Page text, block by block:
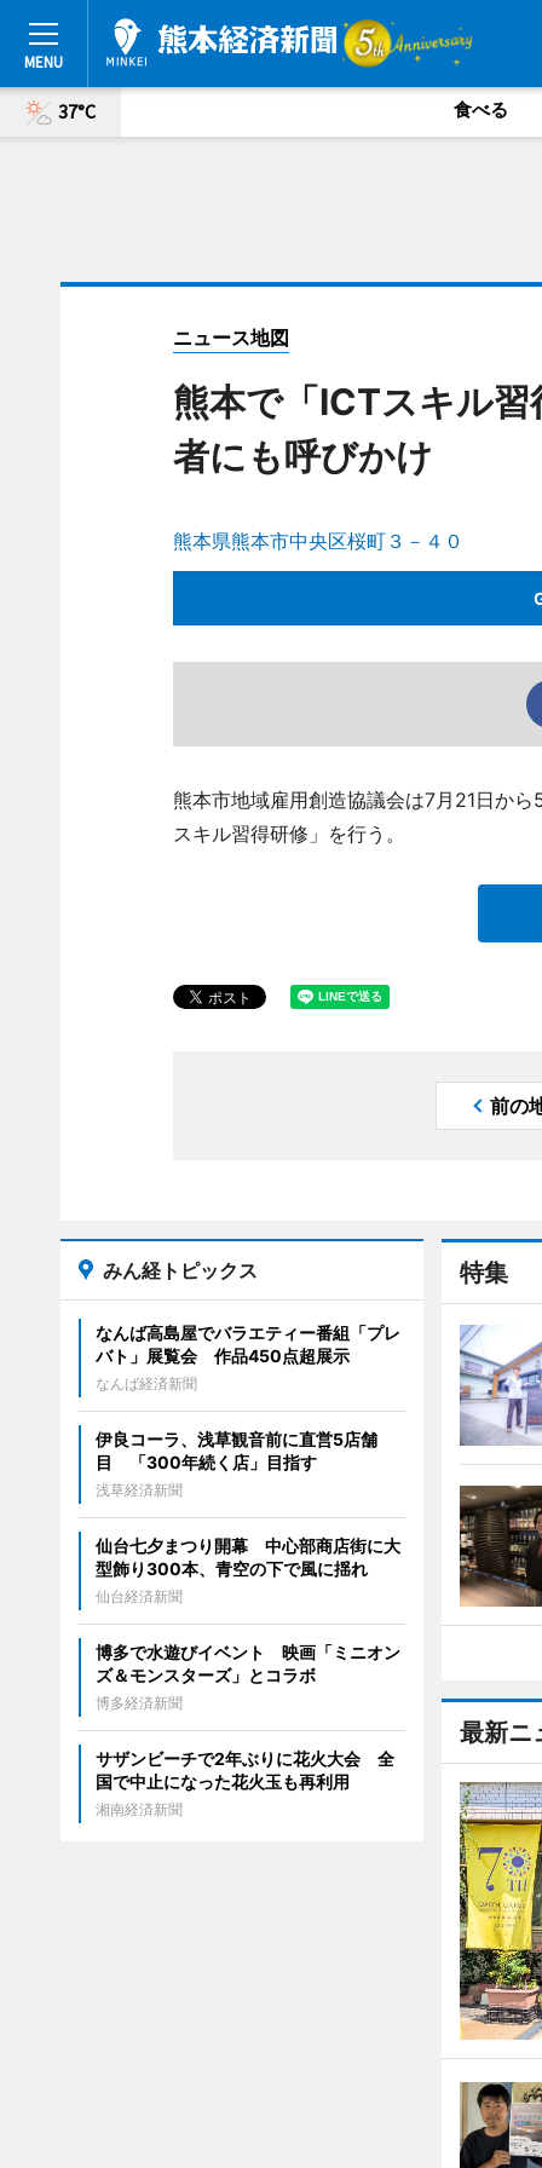
37°C 食べる
ニュース地図
熊本で「ICTスキル
者にも呼びかけ
熊本県熊本市中央区桜町３－４０
熊本市地域雇用創造協議会は7月21日か
スキル習得研修」を行う。
前の
特集
最新ニ
みん経トピックス
なんば高島屋でバラエティー番組「プレ
バト」展覧会 作品450点超展示
なんば経済新聞
伊良コーラ、浅草観音前に直営5店舗
目 「300年続く店」目指す
浅草経済新聞
仙台七夕まつり開幕 中心部商店街に大
型飾り300本、青空の下で風に揺れ
仙台経済新聞
博多で水遊びイベント 映画「ミニオン
ズ＆モンスターズ」とコラボ
博多経済新聞
サザンビーチで2年ぶりに花火大会 全
国で中止になった花火玉も再利用
湘南経済新聞